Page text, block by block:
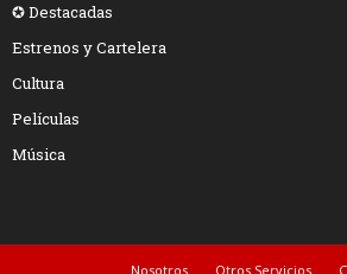
✪ Destacadas
Estrenos y Cartelera
Cultura
Películas
Música
Nosotros Otros Servicios